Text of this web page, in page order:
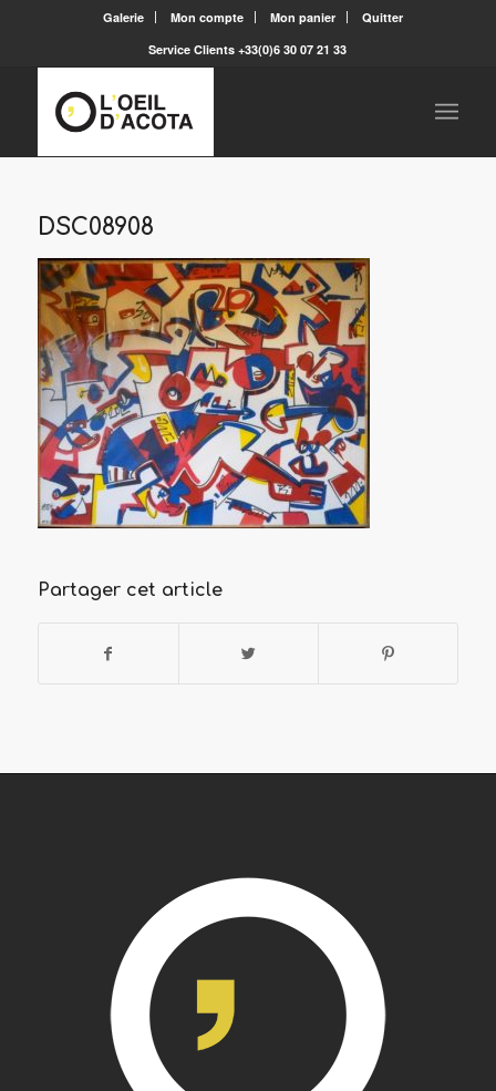
Galerie Mon compte Mon panier
Quitter
Service Clients +33(0)6 30 07 21 33
DSC08908
Partager cet article